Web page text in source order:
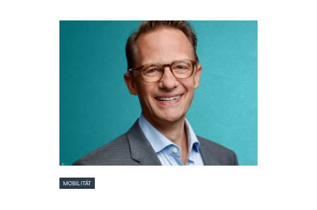
MOBILITÄT